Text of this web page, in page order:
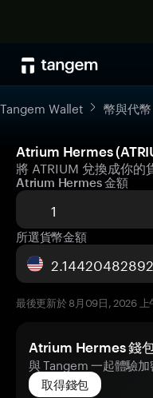
Tangem Wallet 幣與代幣
Atrium Hermes
將 ATRIUM 兌換成你的
Atrium Hermes 金額
所選貨幣金額
最後更新於 8月09日, 2026
Atrium Hermes 錢
與 Tangem 一起體驗
取得錢包